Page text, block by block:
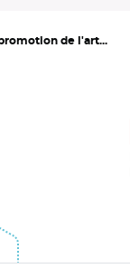
de l'art...